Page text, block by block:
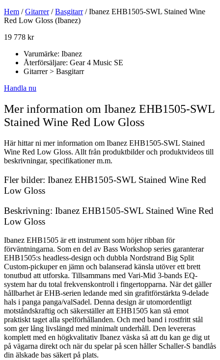
Hem /Gitarrer/Basgitarr/ Ibanez EHB1505-SWL Stained Wine
Red Low Gloss (Ibanez)
19 778 kr
Varumärke: Ibanez
Återförsäljare: Gear 4 Music SE
Gitarrer > Basgitarr
Handla nu
Mer information om Ibanez EHB1505-SWL
Stained Wine Red Low Gloss
Här hittar ni mer information om Ibanez EHB1505-SWL Stained
Wine Red Low Gloss. Allt från produktbilder och produktvideos till
beskrivningar, specifikationer m.m.
Fler bilder: Ibanez EHB1505-SWL Stained Wine Red
Low Gloss
Beskrivning: Ibanez EHB1505-SWL Stained Wine Red
Low Gloss
Ibanez EHB1505 är ett instrument som höjer ribban för
förväntningarna. Som en del av Bass Workshop series garanterar
EHB1505:s headless-design och dubbla Nordstrand Big Split
Custom-pickuper en jämn och balanserad känsla utöver ett brett
tonutbud att utforska. Tillsammans med Vari-Mid 3-bands EQ-
system har du total frekvenskontroll i fingertopparna. När det gäller
hållbarhet är EHB-serien ledande med sin grafitförstärkta 9-delade
hals i panga panga/valSadel. Denna design är utomordentligt
motståndskraftig och säkerställer att EHB1505 kan stå emot
praktiskt taget alla spelförhållanden. Och med band i rostfritt stål
som ger lång livslängd med minimalt underhåll. Den levereras
komplett med en högkvalitativ Ibanez väska så att du kan ge dig ut
på vägarna direkt och när du spelar på scen håller Schaller-S bandlås
din älskade bas säkert på plats.